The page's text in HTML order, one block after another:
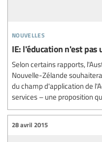
nouvelles
IE: l'éducation n'est pas
Selon certains rapports,
Nouvelle-Zélande
du champ d'application de
services – une proposition
28 avril 2015